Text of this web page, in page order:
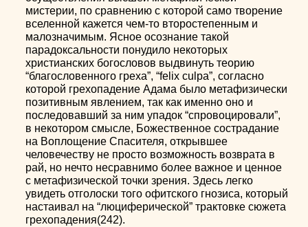
мистерии, по сравнению с которой само творение
вселенной кажется чем-то второстепенным и
малозначимым. Ясное осознание такой
парадоксальности понудило некоторых
христианских богословов выдвинуть теорию
“благословенного греха”, “felix culpa”, согласно
которой грехопадение Адама было метафизически
позитивным явлением, так как именно оно и
последовавший за ним упадок “спровоцировали”,
в некотором смысле, Божественное сострадание
на Воплощение Спасителя, открывшее
человечеству не просто возможность возврата в
рай, но нечто несравнимо более важное и ценное
с метафизической точки зрения. Здесь легко
увидеть отголоски того офитского гнозиса, который
настаивал на “люциферической” трактовке сюжета
грехопадения(242).